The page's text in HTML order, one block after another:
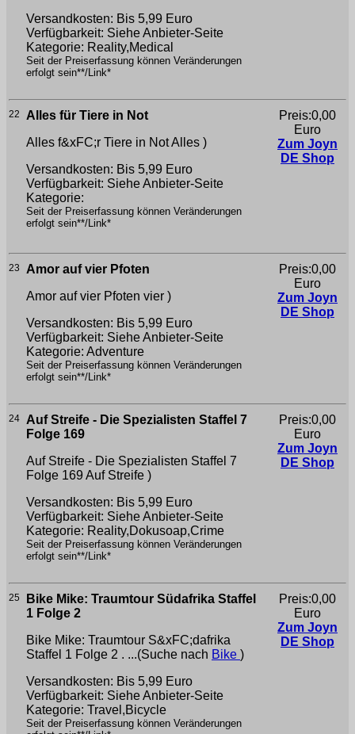
Versandkosten: Bis 5,99 Euro
Verfügbarkeit: Siehe Anbieter-Seite
Kategorie: Reality,Medical
Seit der Preiserfassung können Veränderungen
erfolgt sein**/Link*
22
Alles für Tiere in Not
Alles f&xFC;r Tiere in NotAlles )
Versandkosten: Bis 5,99 Euro
Verfügbarkeit: Siehe Anbieter-Seite
Kategorie:
Seit der Preiserfassung können Veränderungen
erfolgt sein**/Link*
Preis:0,00
Euro
Zum Joyn
DE Shop
23
Amor auf vier Pfoten
Amor auf vier Pfoten vier )
Versandkosten: Bis 5,99 Euro
Verfügbarkeit: Siehe Anbieter-Seite
Kategorie: Adventure
Seit der Preiserfassung können Veränderungen
erfolgt sein**/Link*
Preis:0,00
Euro
Zum Joyn
DE Shop
24
Auf Streife - Die Spezialisten Staffel 7
Folge 169
Auf Streife - Die Spezialisten Staffel 7
Folge 169 Auf Streife )
Versandkosten: Bis 5,99 Euro
Verfügbarkeit: Siehe Anbieter-Seite
Kategorie: Reality,Dokusoap,Crime
Seit der Preiserfassung können Veränderungen
erfolgt sein**/Link*
Preis:0,00
Euro
Zum Joyn
DE Shop
25
Bike Mike: Traumtour Südafrika Staffel
1 Folge 2
Bike Mike: Traumtour S&xFC;dafrika
Staffel 1 Folge 2 . ...(Suche nach Bike )
Versandkosten: Bis 5,99 Euro
Verfügbarkeit: Siehe Anbieter-Seite
Kategorie: Travel,Bicycle
Seit der Preiserfassung können Veränderungen
Preis:0,00
Euro
Zum Joyn
DE Shop